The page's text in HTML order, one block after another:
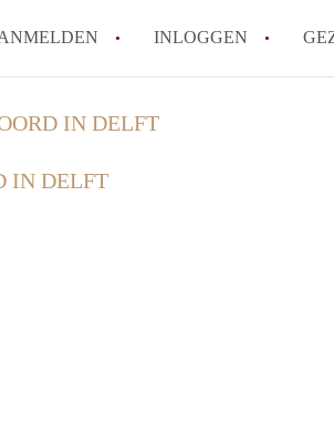
INLOGGEN
IN DELFT
IN DELFT